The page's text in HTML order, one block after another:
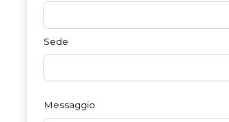
Sede
Messaggio